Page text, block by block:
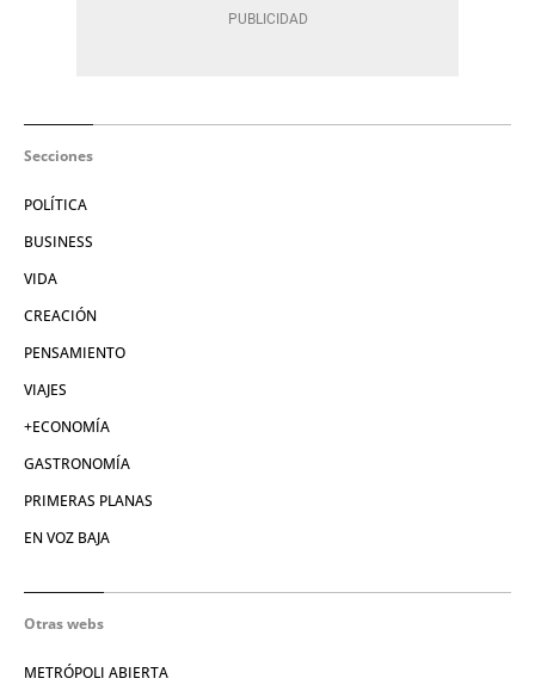
Secciones
POLÍTICA
BUSINESS
VIDA
CREACIÓN
PENSAMIENTO
VIAJES
+ECONOMÍA
GASTRONOMÍA
PRIMERAS PLANAS
EN VOZ BAJA
Otras webs
METRÓPOLI ABIERTA